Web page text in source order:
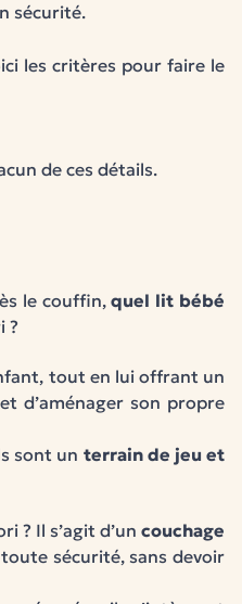
sécurité.
les critères pour faire le
de ces détails.
le couffin,quel lit bébé
?
tout en lui offrant un
d’aménager son propre
sont un terrain de jeu et
? Il s’agit d’uncouchage
sécurité, sans devoir